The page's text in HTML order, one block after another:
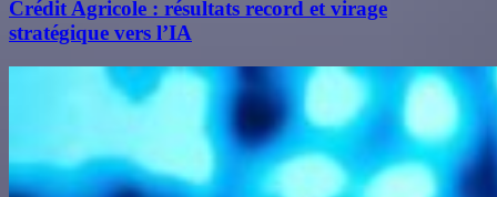
Crédit Agricole : résultats record et virage
stratégique vers l’IA